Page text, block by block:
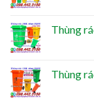
Thùng
Thùng